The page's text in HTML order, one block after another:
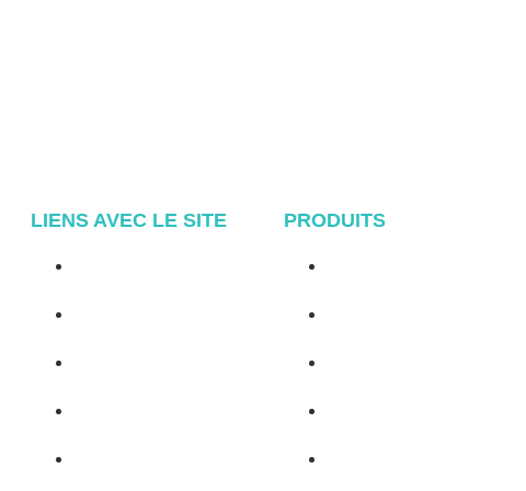
LIENS AVEC LE SITE PRODUITS